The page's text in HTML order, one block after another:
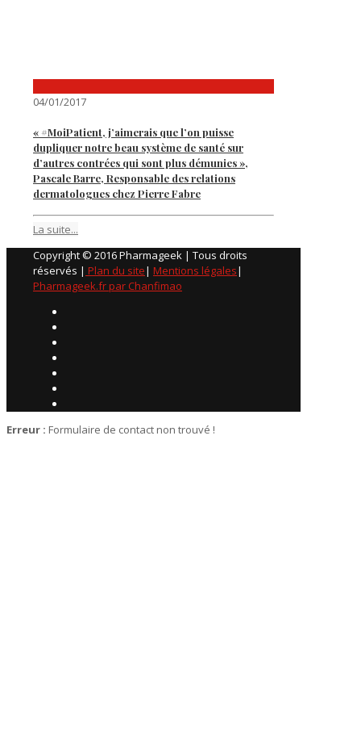
04/01/2017
« #MoiPatient, j’aimerais que l’on puisse
dupliquer notre beau système de santé sur
d’autres contrées qui sont plus démunies »,
Pascale Barre, Responsable des relations
dermatologues chez Pierre Fabre
La suite...
Copyright © 2016 Pharmageek | Tous droits
réservés | Plan du site| Mentions légales|
Pharmageek.fr par Chanfimao
Erreur : Formulaire de contact non trouvé !